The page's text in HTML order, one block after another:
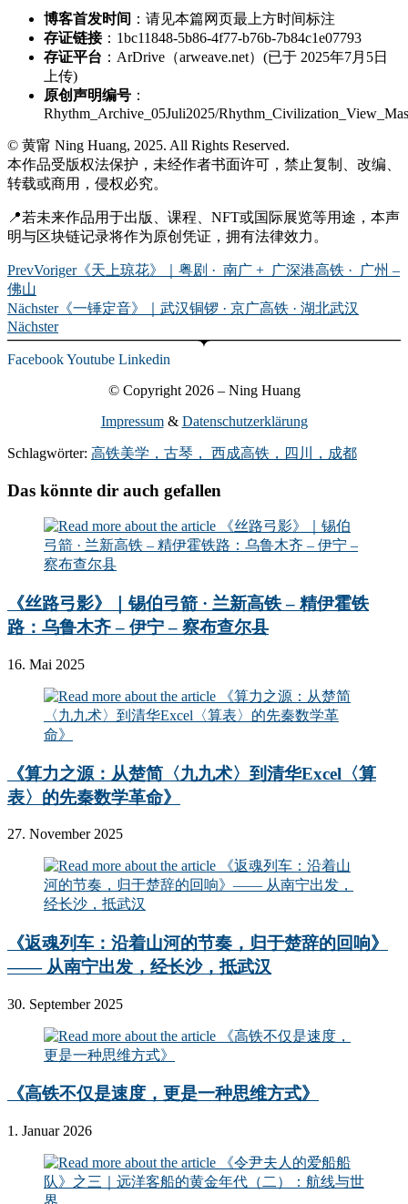
博客首发时间 ：请见本篇网页最上方时间标注
存证链接：1bc11848-5b86-4f77-b76b-7b84c1e07793
存证平台 ：ArDrive（arweave.net）(已于 2025年7月5日
上传)
原创声明编号 ：
Rhythm_Archive_05Juli2025/
© 黄甯 Ning Huang, 2025. All Rights Reserved.
本作品受版权法保护，未经作者书面许可，禁止复制、改编、
转载或商用，侵权必究。
📍若未来作品用于出版、课程、NFT或国际展览等用途，本声
明与区块链记录将作为原创凭证，拥有法律效力。
PrevVoriger《天上琼花》｜粤剧 · 南广 + 广深港高铁 · 广州 –
佛山
Nächster《一锤定音》｜武汉铜锣 · 京广高铁 · 湖北武汉
Nächster
FacebookYoutube Linkedin
© Copyright 2026 – Ning Huang
Impressum& Datenschutzerklärung
Schlagwörter: 高铁美学，古琴， 西成高铁，四川，成都
Das könnte dir auch gefallen
《丝路弓影》｜锡伯弓箭 · 兰新高铁 – 精伊霍铁
路：乌鲁木齐 – 伊宁 – 察布查尔县
16. Mai 2025
《算力之源：从楚简〈九九术〉到清华Excel〈算
表〉的先秦数学革命》
27. November 2025
《返魂列车：沿着山河的节奏，归于楚辞的回响》
—— 从南宁出发，经长沙，抵武汉
30. September 2025
《高铁不仅是速度，更是一种思维方式》
1. Januar 2026